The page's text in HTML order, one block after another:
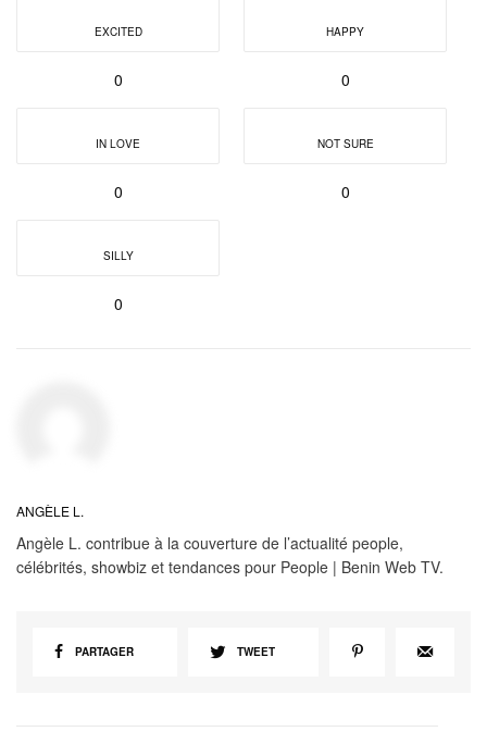
EXCITED
0
HAPPY
0
IN LOVE
0
NOT SURE
0
SILLY
0
ANGÈLE L.
Angèle L. contribue à la couverture de l’actualité people,
célébrités, showbiz et tendances pour People | Benin Web TV.
PARTAGER TWEET